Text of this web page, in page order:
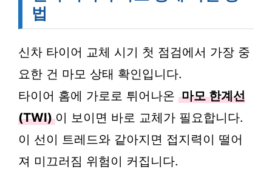
법
신차 타이어 교체 시기 첫 점검에서 가장 중
요한 건 마모 상태 확인입니다.
타이어 홈에 가로로 튀어나온 마모 한계선
(TWI) 이 보이면 바로 교체가 필요합니다.
이 선이 트레드와 같아지면 접지력이 떨어
져 미끄러짐 위험이 커집니다.